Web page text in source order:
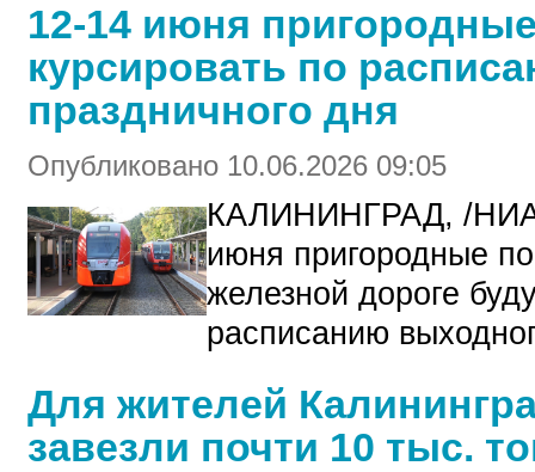
12-14 июня
курсировать по
праздничного дня
Опубликовано 10.06.2026 09:05
КАЛИНИНГРАД, /
июня пригородные
железной дороге
расписанию
Для жителей
завезли почти 10 тыс.